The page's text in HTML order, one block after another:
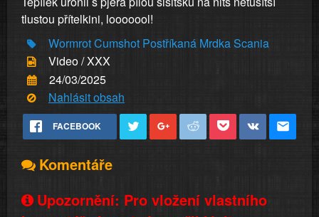
tlustou přítelkini, looooool!
WormrotCumshot Postříkaná MrdkaScania
Video / XXX
24/03/2025
Nahlásit obsah
FACEBOOK
Komentáře
Upozornění: Pro vložení vlastního